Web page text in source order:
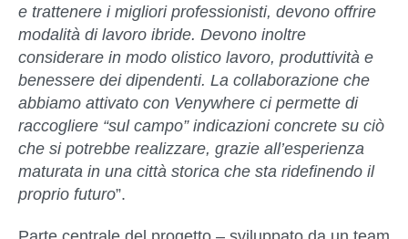
e trattenere i migliori professionisti, devono offrire
modalità di lavoro ibride. Devono inoltre
considerare in modo olistico lavoro, produttività e
benessere dei dipendenti. La collaborazione che
abbiamo attivato con Venywhere ci permette di
raccogliere “sul campo” indicazioni concrete su ciò
che si potrebbe realizzare, grazie all’esperienza
maturata in una città storica che sta ridefinendo il
proprio futuro”.